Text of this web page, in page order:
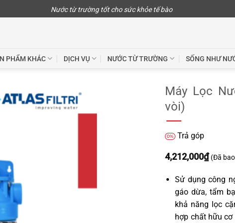
Nước từ trường tốt cho sức khỏe tế bào
PHẨM KHÁC DỊCH VỤ NƯỚC TỪ TRƯỜNG SỐNG NHƯ
Máy Lọc
vòi)
Trả góp
4,212,000₫ (Đã
Sử dụng công
gáo dừa, tẩm
khả năng lọc
hợp chất hữu cơ